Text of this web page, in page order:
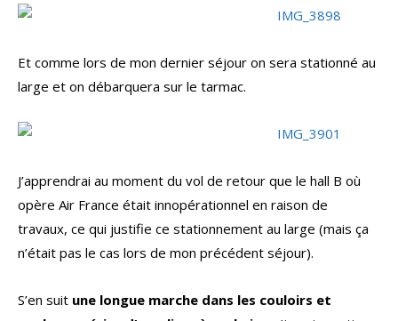
Et comme lors de mon dernier séjour on sera stationné au
large et on débarquera sur le tarmac.
J’apprendrai au moment du vol de retour que le hall B où
opère Air France était innopérationnel en raison de
travaux, ce qui justifie ce stationnement au large (mais ça
n’était pas le cas lors de mon précédent séjour).
S’en suit une longue marche dans les couloirs et